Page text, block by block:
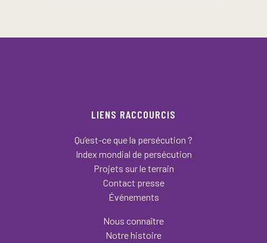
LIENS RACCOURCIS
Qu’est-ce que la persécution ?
Index mondial de persécution
Projets sur le terrain
Contact presse
Événements
Nous connaître
Notre histoire